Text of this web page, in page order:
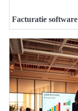
Facturatie